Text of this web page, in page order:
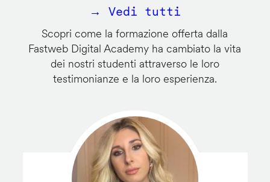
→ Vedi tutti
Scopri come la formazione offerta dalla
Fastweb Digital Academy ha cambiato la vita
dei nostri studenti attraverso le loro
testimonianze e la loro esperienza.